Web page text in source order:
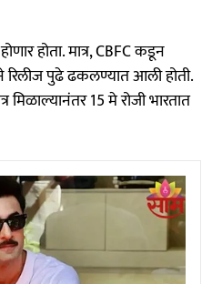
होता. मात्र, CBFC कडून
रिलीज पुढे ढकलण्यात आली होती.
मिळाल्यानंतर 15 मे रोजी भारतात